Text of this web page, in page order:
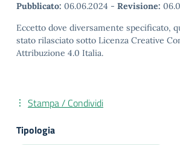
Pubblicato: 06.06.2024 - Revisione:
Eccetto dove diversamente specificato,
stato rilasciato sotto Licenza Creative
Attribuzione 4.0 Italia.
Stampa / Condividi
Tipologia